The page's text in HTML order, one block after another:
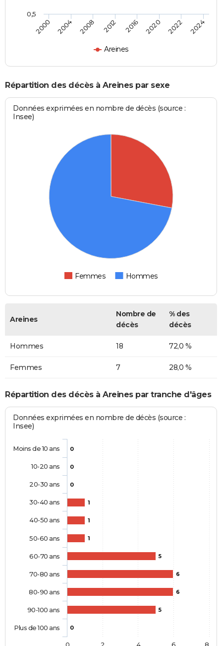
Areines
2000 2004 2008 2012 2016 2020 2022 2024
0,5
Répartition des décès à Areines par sexe
Données exprimées en nombre de décès (source :
Insee)
Femmes Hommes
Areines
Nombre de
décès
% des
décès
Hommes 18 72,0 %
Femmes 7 28,0 %
Répartition des décès à Areines par tranche d'âges
Données exprimées en nombre de décès (source :
Insee)
0
0
0
1
1
1
5
6
6
5
0
Moins de 10 ans
10-20 ans
20-30 ans
30-40 ans
40-50 ans
50-60 ans
60-70 ans
70-80 ans
80-90 ans
90-100 ans
Plus de 100 ans
0 2 4 6 8